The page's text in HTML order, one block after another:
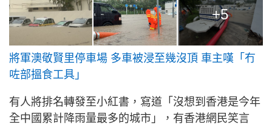
+5
將軍澳敬賢里停車場 多車被浸至幾沒頂 車主嘆「冇
咗部搵食工具」
有人將排名轉發至小紅書，寫道「沒想到香港是今年
全中國累計降雨量最多的城市」，有香港網民笑言